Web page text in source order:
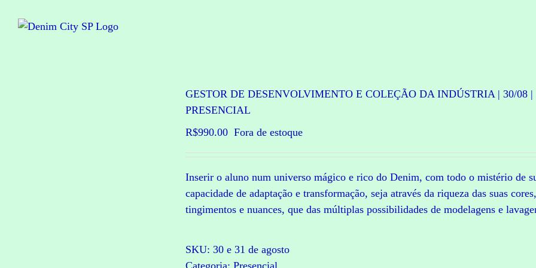
GESTOR DE DESENVOLVIMENTO E COLEÇÃO DA INDÚSTRIA | 30/08 |
PRESENCIAL
R$990.00 Fora de estoque
Inserir o aluno num universo mágico e rico do Denim, com todo o mistério de
capacidade de adaptação e transformação, seja através da riqueza das suas cores,
tingimentos e nuances, que das múltiplas possibilidades de modelagens e
SKU: 30 e 31 de agosto
Categoria: Presencial